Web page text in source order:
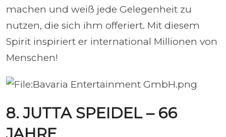
machen und weiß jede Gelegenheit zu
nutzen, die sich ihm offeriert. Mit diesem
Spirit inspiriert er international Millionen von
Menschen!
8. JUTTA SPEIDEL – 66